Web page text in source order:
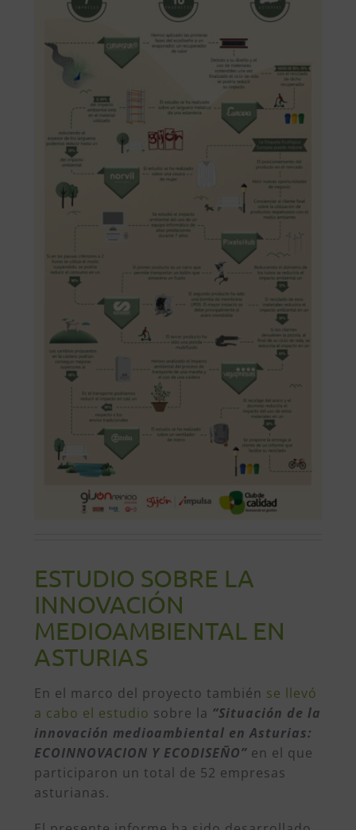
ESTUDIO SOBRE LA
INNOVACIÓN
MEDIOAMBIENTAL EN
ASTURIAS
En el marco del proyecto también se llevó
a cabo el estudio sobre la “Situación de la
innovación medioambiental en Asturias:
ECOINNOVACION Y ECODISEÑO” en el que
participaron un total de 52 empresas
asturianas.